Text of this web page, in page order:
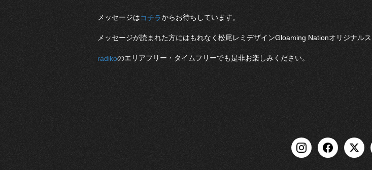
メッセージはコチラからお待ちしています。
メッセージが読まれた方にはもれなく松尾レミデザインGloaming Nationオリジナル
radikoのエリアフリー・タイムフリーでも是非お楽しみください。